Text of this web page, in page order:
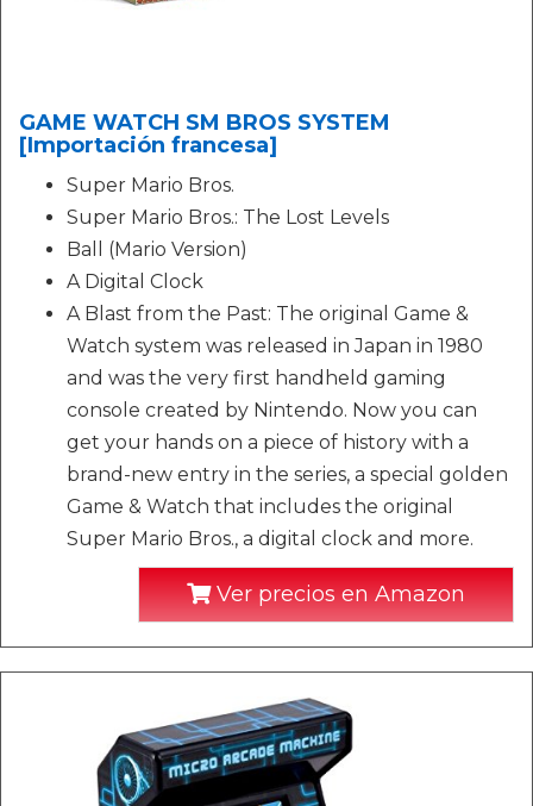
GAME WATCH SM BROS SYSTEM
[Importación francesa]
Super Mario Bros.
Super Mario Bros.: The Lost Levels
Ball (Mario Version)
A Digital Clock
A Blast from the Past: The original Game &
Watch system was released in Japan in 1980
and was the very first handheld gaming
console created by Nintendo. Now you can
get your hands on a piece of history with a
brand-new entry in the series, a special golden
Game & Watch that includes the original
Super Mario Bros., a digital clock and more.
Ver precios en Amazon